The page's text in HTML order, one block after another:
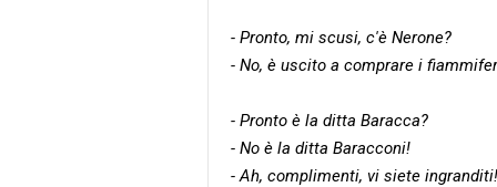
- Pronto, mi scusi, c'è Nerone?
- No, è uscito a comprare i
- Pronto è la ditta Baracca?
- No è la ditta Baracconi!
- Ah, complimenti, vi siete ingranditi!